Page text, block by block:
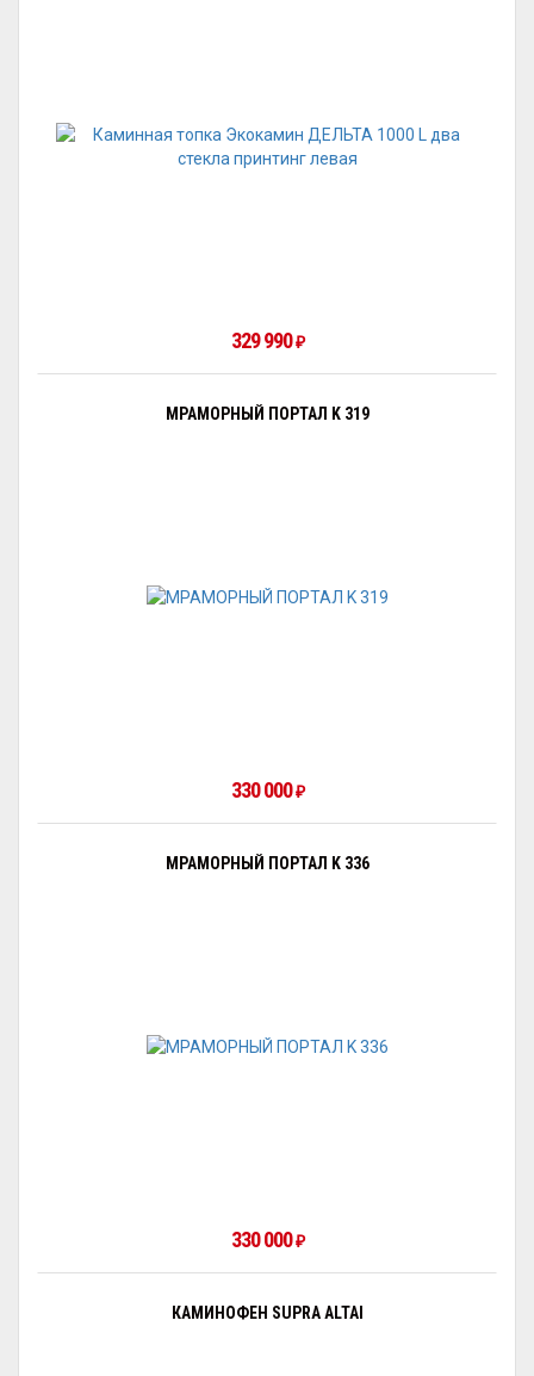
329 990₽
МРАМОРНЫЙ ПОРТАЛ K 319
330 000₽
МРАМОРНЫЙ ПОРТАЛ K 336
330 000₽
КАМИНОФЕН SUPRA ALTAI